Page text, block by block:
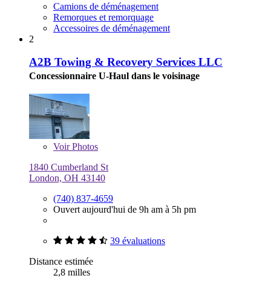
Camions de déménagement
Remorques et remorquage
Accessoires de déménagement
2
A2B Towing & Recovery Services LLC
Concessionnaire U-Haul dans le voisinage
VoirPhotos
1840 Cumberland St
London, OH 43140
(740) 837-4659
Ouvert aujourd'hui de 9h am à 5h pm
39 évaluations
Distance estimée
2,8 milles